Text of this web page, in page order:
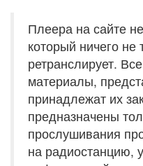
Плеера на сайте
который ничего не
ретранслирует.
материалы,
принадлежат их
предназначены
прослушивания
на радиостанцию,